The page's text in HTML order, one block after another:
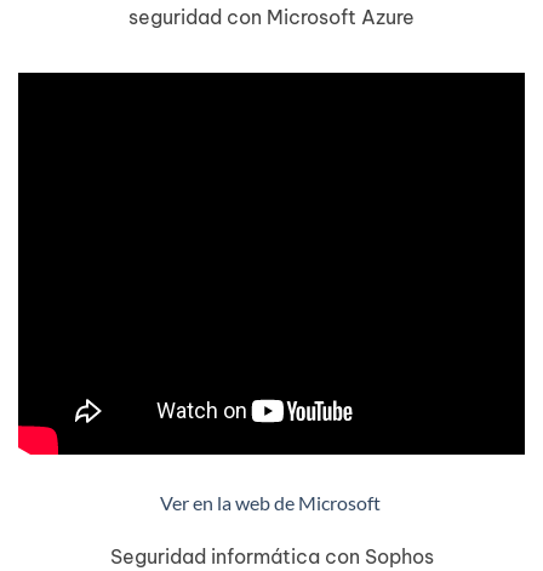
seguridad con Microsoft Azure
Ver en la web de Microsoft
Seguridad informática con Sophos